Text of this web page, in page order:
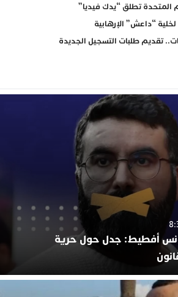
المتحدة تطلق “يدك فيديا”
“داعش” الإرهابية
تقديم طلبات التسجيل الجديدة
أفطيط: جدل حول حرية